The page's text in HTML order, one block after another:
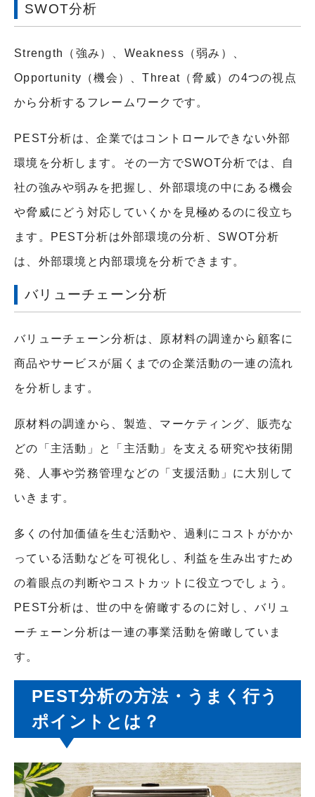
SWOT分析
Strength（強み）、Weakness（弱み）、
Opportunity（機会）、Threat（脅威）の4つの視点
から分析するフレームワークです。
PEST分析は、企業ではコントロールできない外部
環境を分析します。その一方でSWOT分析では、自
社の強みや弱みを把握し、外部環境の中にある機会
や脅威にどう対応していくかを見極めるのに役立ち
ます。PEST分析は外部環境の分析、SWOT分析
は、外部環境と内部環境を分析できます。
バリューチェーン分析
バリューチェーン分析は、原材料の調達から顧客に
商品やサービスが届くまでの企業活動の一連の流れ
を分析します。
原材料の調達から、製造、マーケティング、販売な
どの「主活動」と「主活動」を支える研究や技術開
発、人事や労務管理などの「支援活動」に大別して
いきます。
多くの付加価値を生む活動や、過剰にコストがかか
っている活動などを可視化し、利益を生み出すため
の着眼点の判断やコストカットに役立つでしょう。
PEST分析は、世の中を俯瞰するのに対し、バリュ
ーチェーン分析は一連の事業活動を俯瞰していま
す。
PEST分析の方法・うまく行う
ポイントとは？